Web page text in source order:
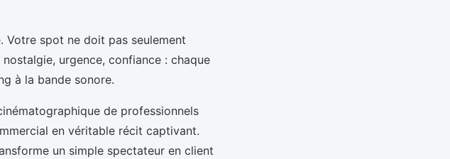
Votre spot ne doit pas seulement
nostalgie, urgence, confiance : chaque
à la bande sonore.
de professionnels
en véritable récit captivant.
un simple spectateur en client